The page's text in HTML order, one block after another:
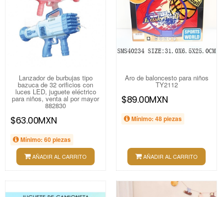
Lanzador de burbujas tipo
bazuca de 32 orificios con
luces LED, juguete eléctrico
para niños, venta al por mayor
882830
$63.00MXN
Mínimo: 60 piezas
AÑADIR AL CARRITO
Aro de baloncesto para niños
TY2112
$89.00MXN
Mínimo: 48 piezas
AÑADIR AL CARRITO